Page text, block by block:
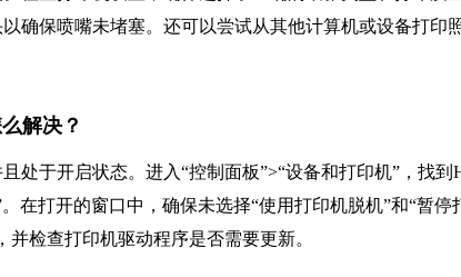
确保喷嘴未堵塞。还可以尝试从其他计算机或设备打印
解决？
处于开启状态。进入“控制面板”>“设备和打印机”，找到
在打开的窗口中，确保未选择“使用打印机脱机”和“暂停
检查打印机驱动程序是否需要更新。